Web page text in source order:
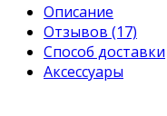
Описание
Отзывов (17)
Способ доставки
Аксессуары